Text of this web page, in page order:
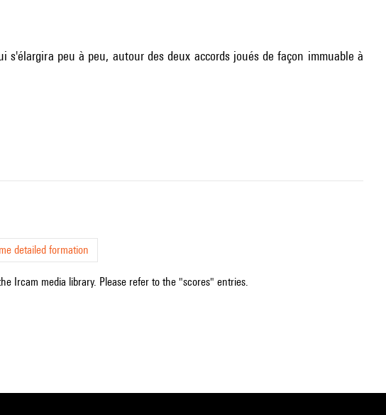
peu à peu, autour des deux accords joués de façon immuable à
detailed formation
Ircam media library. Please refer to the "scores" entries.